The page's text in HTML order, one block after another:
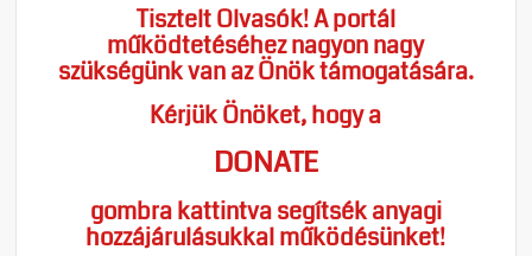
Tisztelt Olvasók! A portál
működtetéséhez nagyon nagy
szükségünk van az Önök támogatására.
Kérjük Önöket, hogy a
DONATE
gombra kattintva segítsék anyagi
hozzájárulásukkal működésünket!